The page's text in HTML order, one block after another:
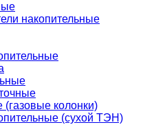
накопительные
колонки)
(сухой ТЭН)